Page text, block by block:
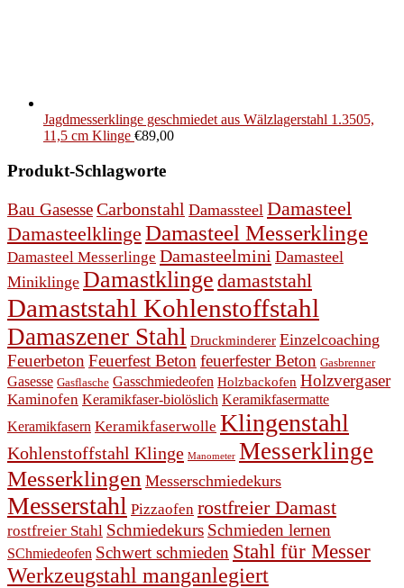
Jagdmesserklinge geschmiedet aus Wälzlagerstahl 1.3505,
11,5 cm Klinge €89,00
Produkt-Schlagworte
Bau GasesseCarbonstahl Damassteel Damasteel
Damasteelklinge Damasteel Messerklinge
Damasteel Messerlinge Damasteelmini Damasteel
Miniklinge Damastklinge damaststahl
Damaststahl Kohlenstoffstahl
Damaszener Stahl Druckminderer Einzelcoaching
Feuerbeton Feuerfest Beton feuerfester Beton Gasbrenner
Gasesse Gasflasche Gasschmiedeofen Holzbackofen Holzvergaser
Kaminofen Keramikfaser-biolöslich Keramikfasermatte
Keramikfasern Keramikfaserwolle Klingenstahl
Kohlenstoffstahl Klinge Manometer Messerklinge
Messerklingen Messerschmiedekurs
Messerstahl Pizzaofen rostfreier Damast
rostfreier Stahl Schmiedekurs Schmieden lernen
SChmiedeofen Schwert schmieden Stahl für Messer
Werkzeugstahl manganlegiert